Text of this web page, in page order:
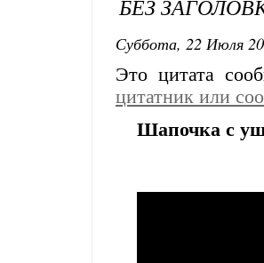
БЕЗ
Суббота, 22 Июля
Это цитата
цитатник или
Шапочка с